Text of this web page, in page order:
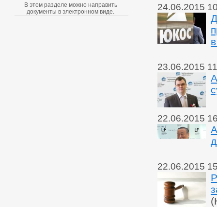
В этом разделе можно направить
документы в электронном виде.
24.06.2015
23.06.2015
22.06.2015
22.06.2015